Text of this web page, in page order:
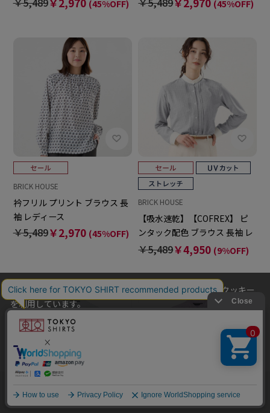
(45%OFF) (45%OFF)
BRICK HOUSE
衿フリル プリント ブラウス 長
袖 レディース
￥5,489￥2,970 (45%OFF)
BRICK HOUSE
【吸水速乾】【COFREX】 ピ
ンタック配色 ブラウス 長袖 レ
ディースデザインシャツ
￥5,489￥4,950 (9%OFF)
他のアイテムを探す こだわり検索
当社のウェブサイトでは、お客様の利便性向上のためにクッキー
を利用しています。
本ウェブサイトをこのままご利用になる場合、クッキーの使用に
同意いただいたものとみなします。
クッキーを通じて収集する情報には、「お客様個人を特定できる
情報」は一切含まれておりません。詳細は
クッキーポリシーをご
確認ください。
OK